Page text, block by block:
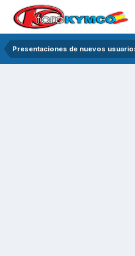
Presentaciones de nuevos